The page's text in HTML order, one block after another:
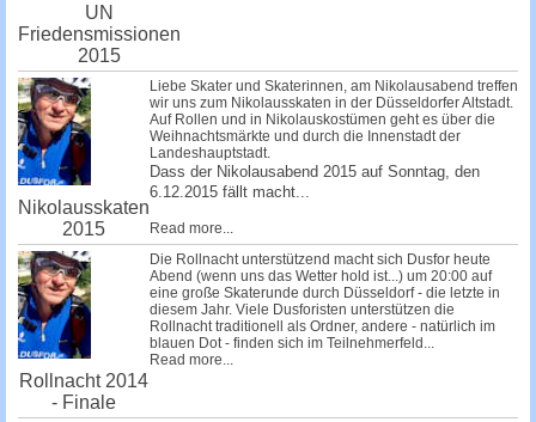
UN
Friedensmissionen
2015
Nikolausskaten
2015
Liebe Skater und Skaterinnen, am Nikolausabend treffen
wir uns zum Nikolausskaten in der Düsseldorfer Altstadt.
Auf Rollen und in Nikolauskostümen geht es über die
Weihnachtsmärkte und durch die Innenstadt der
Landeshauptstadt.
Dass der Nikolausabend 2015 auf Sonntag, den
6.12.2015 fällt macht...
Read more...
Rollnacht 2014
- Finale
Die Rollnacht unterstützend macht sich Dusfor heute
Abend (wenn uns das Wetter hold ist...) um 20:00 auf
eine große Skaterunde durch Düsseldorf - die letzte in
diesem Jahr. Viele Dusforisten unterstützen die
Rollnacht traditionell als Ordner, andere - natürlich im
blauen Dot - finden sich im Teilnehmerfeld...
Read more...